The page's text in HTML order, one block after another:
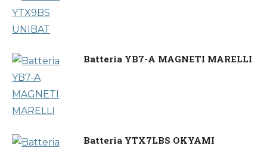
Batteria YB7-A MAGNETI MARELLI
Batteria YTX7LBS OKYAMI